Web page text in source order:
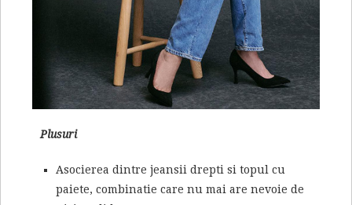
Plusuri
Asocierea dintre jeansii drepti si topul cu
paiete, combinatie care nu mai are nevoie de